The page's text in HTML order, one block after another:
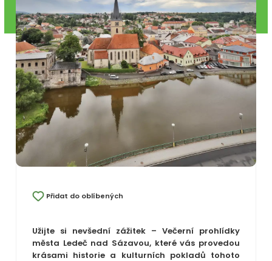
Přidat do oblíbených
Užijte si nevšední zážitek – Večerní prohlídky
města Ledeč nad Sázavou, které vás provedou
krásami historie a kulturních pokladů tohoto